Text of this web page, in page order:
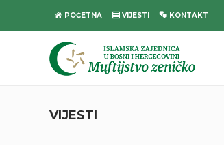
POČETNA VIJESTI KONTAKT
VIJESTI